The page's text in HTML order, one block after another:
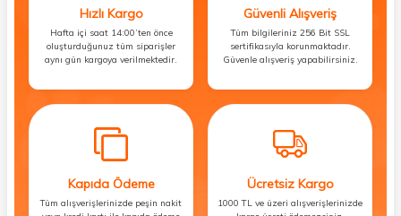
Hızlı Kargo
Hafta içi saat 14:00’ten önce
oluşturduğunuz tüm siparişler
aynı gün kargoya verilmektedir.
Güvenli Alışveriş
Tüm bilgileriniz 256 Bit SSL
sertifikasıyla korunmaktadır.
Güvenle alışveriş yapabilirsiniz.
Kapıda Ödeme
Tüm alışverişlerinizde peşin nakit
Ücretsiz Kargo
1000 TL ve üzeri alışverişlerinizde